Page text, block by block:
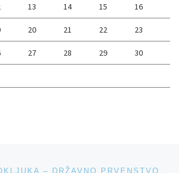
13 14 15 16
20 21 22 23
27 28 29 30
med prispevki